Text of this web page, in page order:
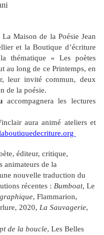
Maison de la Poésie Jean
et la Boutique d’écriture
thématique « Les poètes
au long de ce Printemps, en
leur invité commun, deux
de la poésie.
accompagnera les lectures
aura animé ateliers et
éditeur, critique,
animateurs de la
nouvelle traduction du
récentes : Bumboat, Le
, Flammarion,
2020, La Sauvagerie,
de la boucle, Les Belles